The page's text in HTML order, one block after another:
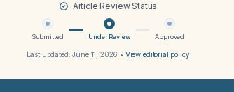
Article Review Status
Submitted Under Review Approved
Last updated:June 11, 2026 • View editorial policy